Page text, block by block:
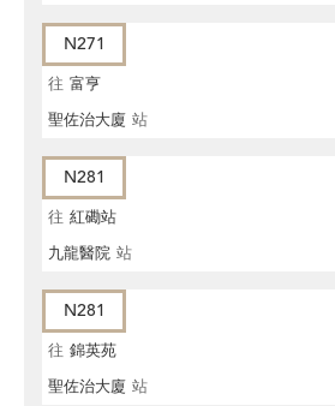
N271
往 富亨
聖佐治大廈 站
N281
往 紅磡站
九龍醫院 站
N281
往 錦英苑
聖佐治大廈 站